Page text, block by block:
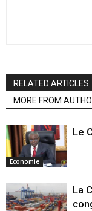
RELATED ARTICLES
MORE FROM
Economie
Le
La